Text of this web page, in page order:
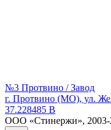
№3 Протвино / Завод
г. Протвино (МО), ул.
37.228485 В
ООО «Стинержи», 2003-